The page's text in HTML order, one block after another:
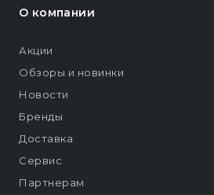
О компании
Акции
Обзоры и новинки
Новости
Бренды
Доставка
Сервис
Партнерам